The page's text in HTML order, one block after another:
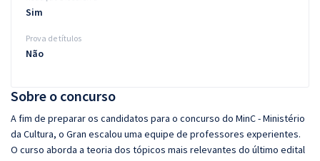
Sobre o concurso
A fim de preparar os candidatos para o concurso do MinC - Ministério
da Cultura, o Gran escalou uma equipe de professores experientes.
O curso aborda a teoria dos tópicos mais relevantes do último edital
Sim
Prova de títulos
Não